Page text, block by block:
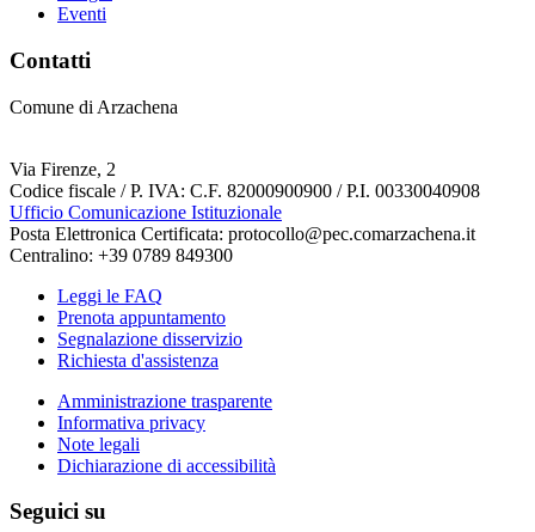
Eventi
Contatti
Comune di Arzachena
Via Firenze, 2
Codice fiscale / P. IVA: C.F. 82000900900 / P.I. 00330040908
Ufficio Comunicazione Istituzionale
Posta Elettronica Certificata: protocollo@pec.comarzachena.it
Centralino: +39 0789 849300
Leggi le FAQ
Prenota appuntamento
Segnalazione disservizio
Richiesta d'assistenza
Amministrazione trasparente
Informativa privacy
Note legali
Dichiarazione di accessibilità
Seguici su